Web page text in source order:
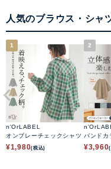
人気のブラウス・シャ
1
n'OrLABEL
オンブレーチェックシャツ
¥1,980(税込)
2
バンドカ
ツ
¥3,960